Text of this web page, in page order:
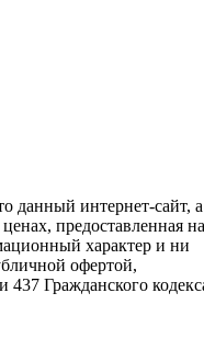
данный интернет-сайт, а
предоставленная на
характер и ни
офертой,
Гражданского